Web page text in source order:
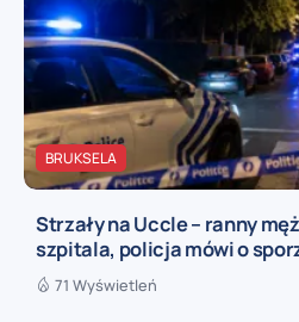
BRUKSELA
Strzały na Uccle – ranny
szpitala, policja mówi o
71 Wyświetleń